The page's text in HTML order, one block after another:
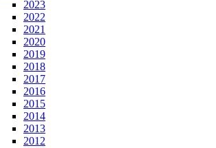
2023
2022
2021
2020
2019
2018
2017
2016
2015
2014
2013
2012